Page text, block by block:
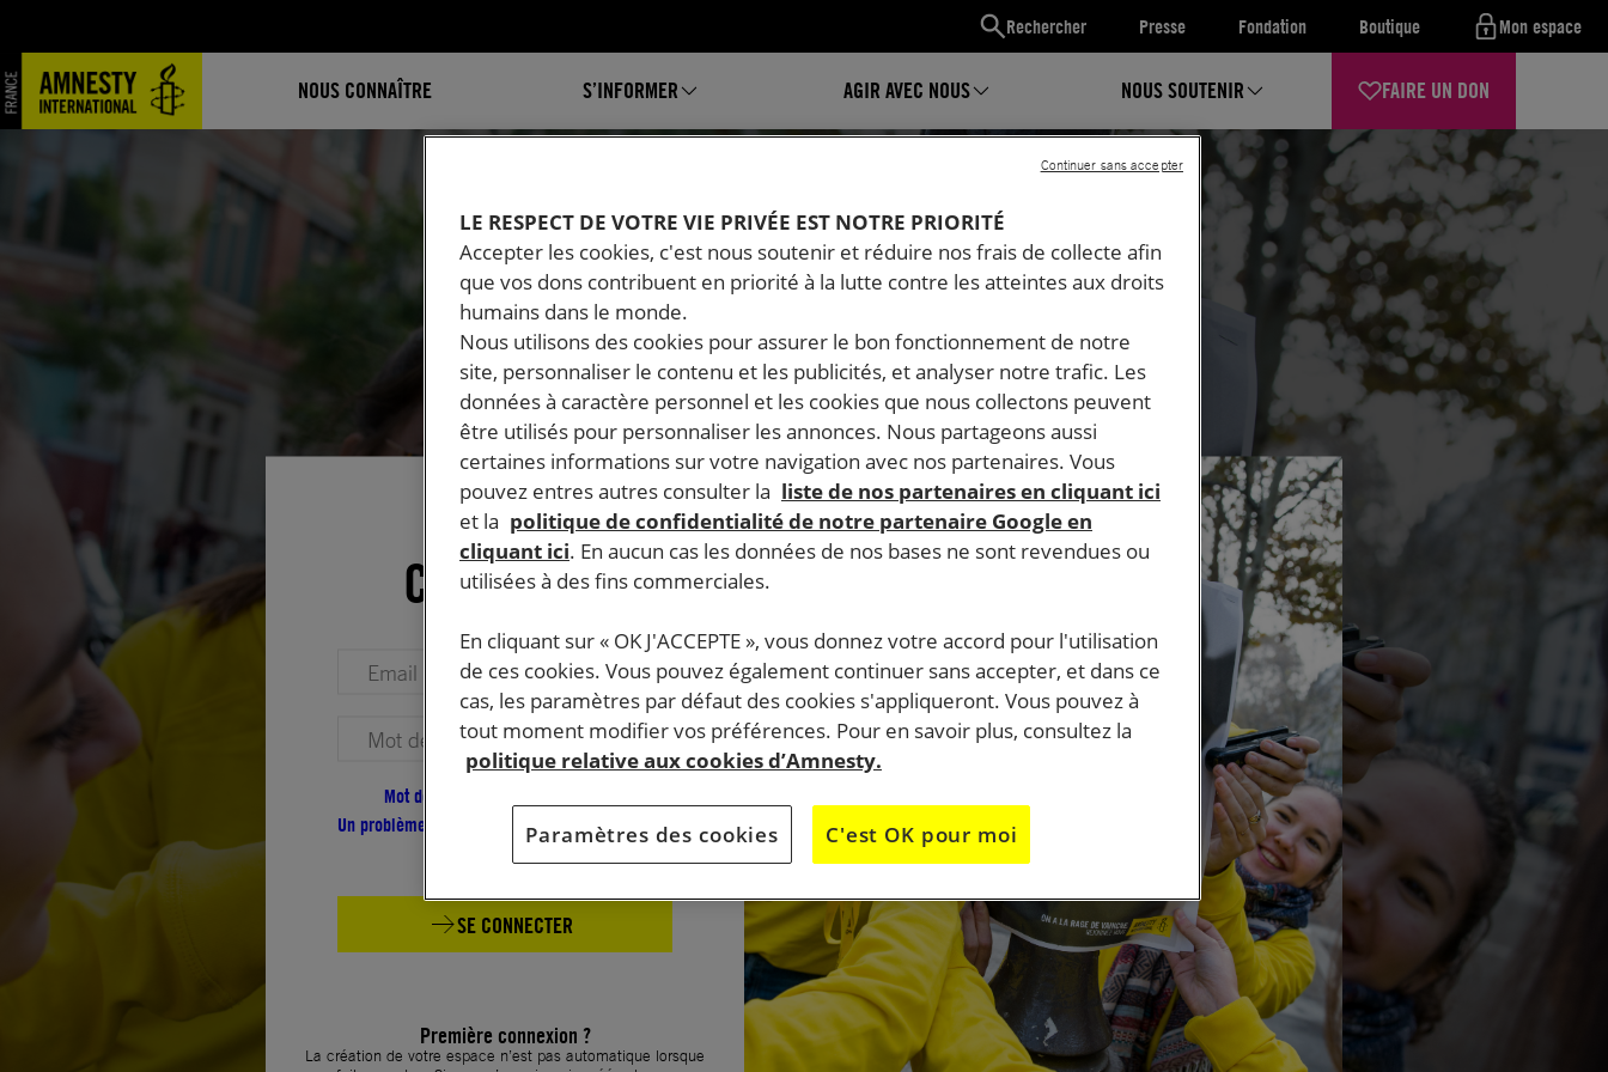
Rechercher Presse Fondation Boutique Mon espace
NOUS CONNAÎTRE S’INFORMER AGIR AVEC NOUS NOUS SOUTENIR FAIRE UN DON
Mon espace
Connexion
Votre adresse email (obligatoire)
Votre mot de passe (obligatoire)
Mot de passe oublié ?
Un problème de connexion ?
SE CONNECTER
Première connexion ?
La création de votre espace n’est pas automatique lorsque
LE RESPECT DE VOTRE VIE PRIVÉE EST NOTRE PRIORITÉ
Accepter les cookies, c'est nous soutenir et réduire nos frais de collecte afin
que vos dons contribuent en priorité à la lutte contre les atteintes aux droits
humains dans le monde.
Nous utilisons des cookies pour assurer le bon fonctionnement de notre
site, personnaliser le contenu et les publicités, et analyser notre trafic. Les
données à caractère personnel et les cookies que nous collectons peuvent
être utilisés pour personnaliser les annonces. Nous partageons aussi
certaines informations sur votre navigation avec nos partenaires. Vous
pouvez entres autres consulter la liste de nos partenaires en cliquant ici
et la politique de confidentialité de notre partenaire Google en
cliquant ici. En aucun cas les données de nos bases ne sont revendues ou
utilisées à des fins commerciales.
En cliquant sur « OK J'ACCEPTE », vous donnez votre accord pour l'utilisation
de ces cookies. Vous pouvez également continuer sans accepter, et dans ce
cas, les paramètres par défaut des cookies s'appliqueront. Vous pouvez à
tout moment modifier vos préférences. Pour en savoir plus, consultez la
politique relative aux cookies d’Amnesty.
Paramètres des cookies C'est OK pour moi
Continuer sans accepter